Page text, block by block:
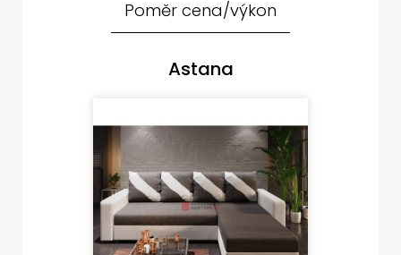
Poměr cena/výkon
Astana